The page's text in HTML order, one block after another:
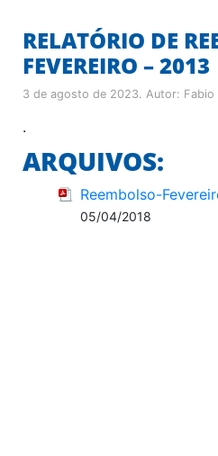
RELATÓRIO DE
FEVEREIRO – 2013
3 de agosto de 2023. Autor: Fabio
.
ARQUIVOS:
Reembolso-
05/04/2018